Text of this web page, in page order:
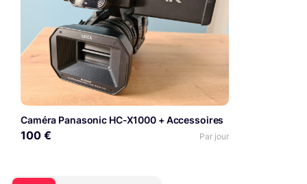
Caméra Panasonic HC-X1000 + Accessoires
100 € Par jour